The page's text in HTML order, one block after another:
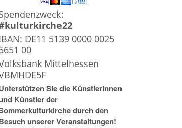
DE11 5139 0000 0025
00
Mittelhessen
Sie die Künstlerinnen
Künstler der
durch den
unserer Veranstaltungen!